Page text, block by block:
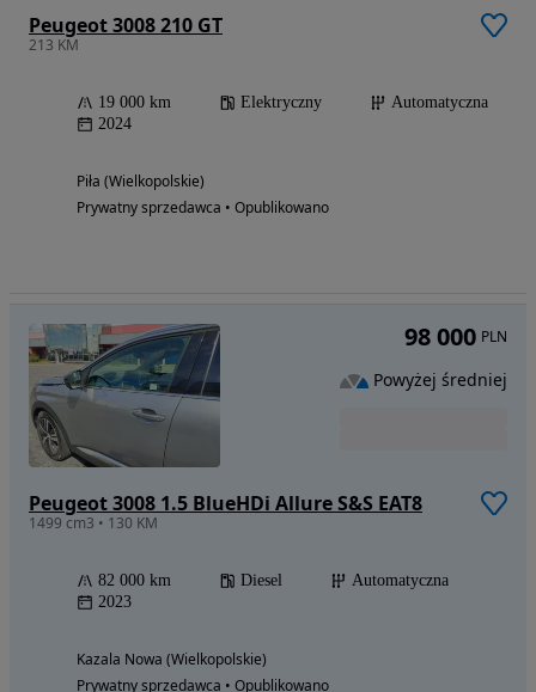
Peugeot 3008 210 GT
213 KM
19 000 km Elektryczny
Automatyczna
2024
Piła (Wielkopolskie)
Prywatny sprzedawca • Opublikowano
Peugeot 3008 1.5 BlueHDi Allure S&S EAT8
1499 cm3 • 130 KM
82 000 km Diesel
Automatyczna
2023
Kazala Nowa (Wielkopolskie)
Prywatny sprzedawca • Opublikowano
98 000 PLN
Powyżej średniej